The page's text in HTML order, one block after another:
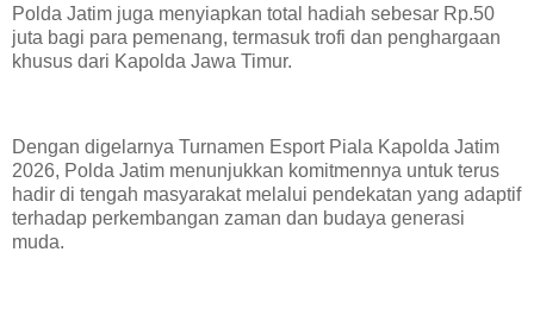
Polda Jatim juga menyiapkan total hadiah sebesar Rp.50
juta bagi para pemenang, termasuk trofi dan penghargaan
khusus dari Kapolda Jawa Timur.
Dengan digelarnya Turnamen Esport Piala Kapolda Jatim
2026, Polda Jatim menunjukkan komitmennya untuk terus
hadir di tengah masyarakat melalui pendekatan yang adaptif
terhadap perkembangan zaman dan budaya generasi
muda.